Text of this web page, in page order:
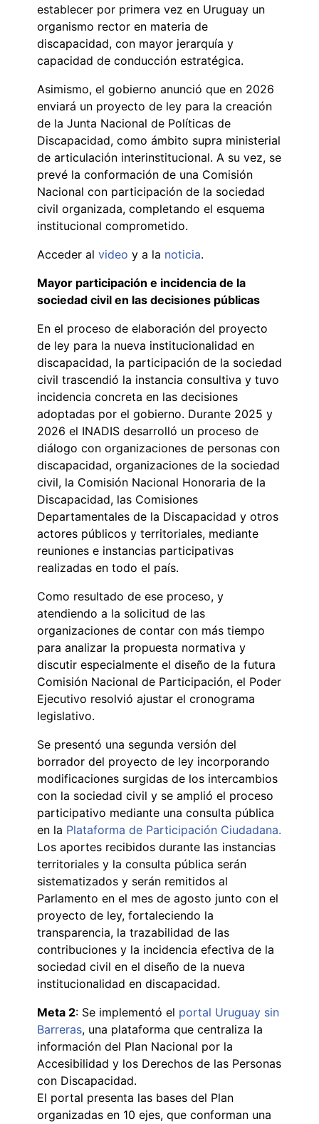
establecer por primera vez en Uruguay un
organismo rector en materia de
discapacidad, con mayor jerarquía y
capacidad de conducción estratégica.
Asimismo, el gobierno anunció que en 2026
enviará un proyecto de ley para la creación
de la Junta Nacional de Políticas de
Discapacidad, como ámbito supra ministerial
de articulación interinstitucional. A su vez, se
prevé la conformación de una Comisión
Nacional con participación de la sociedad
civil organizada, completando el esquema
institucional comprometido.
Acceder al video y a la noticia.
Mayor participación e incidencia de la
sociedad civil en las decisiones públicas
En el proceso de elaboración del proyecto
de ley para la nueva institucionalidad en
discapacidad, la participación de la sociedad
civil trascendió la instancia consultiva y tuvo
incidencia concreta en las decisiones
adoptadas por el gobierno. Durante 2025 y
2026 el INADIS desarrolló un proceso de
diálogo con organizaciones de personas con
discapacidad, organizaciones de la sociedad
civil, la Comisión Nacional Honoraria de la
Discapacidad, las Comisiones
Departamentales de la Discapacidad y otros
actores públicos y territoriales, mediante
reuniones e instancias participativas
realizadas en todo el país.
Como resultado de ese proceso, y
atendiendo a la solicitud de las
organizaciones de contar con más tiempo
para analizar la propuesta normativa y
discutir especialmente el diseño de la futura
Comisión Nacional de Participación, el Poder
Ejecutivo resolvió ajustar el cronograma
legislativo.
Se presentó una segunda versión del
borrador del proyecto de ley incorporando
modificaciones surgidas de los intercambios
con la sociedad civil y se amplió el proceso
participativo mediante una consulta pública
en la Plataforma de Participación Ciudadana.
Los aportes recibidos durante las instancias
territoriales y la consulta pública serán
sistematizados y serán remitidos al
Parlamento en el mes de agosto junto con el
proyecto de ley, fortaleciendo la
transparencia, la trazabilidad de las
contribuciones y la incidencia efectiva de la
sociedad civil en el diseño de la nueva
institucionalidad en discapacidad.
Meta 2: Se implementó el portal Uruguay sin
Barreras, una plataforma que centraliza la
información del Plan Nacional por la
Accesibilidad y los Derechos de las Personas
con Discapacidad.
El portal presenta las bases del Plan
organizadas en 10 ejes, que conforman una